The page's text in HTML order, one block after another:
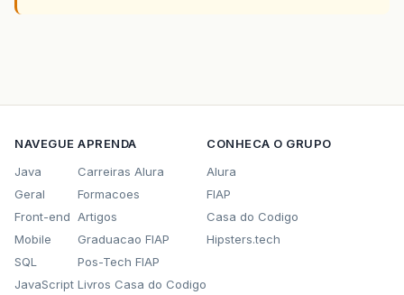
NAVEGUE
Java
Geral
Front-end
Mobile
SQL
JavaScript
APRENDA
Carreiras Alura
Formacoes
Artigos
Graduacao FIAP
Pos-Tech FIAP
Livros Casa do Codigo
CONHECA O GRUPO
Alura
FIAP
Casa do Codigo
Hipsters.tech